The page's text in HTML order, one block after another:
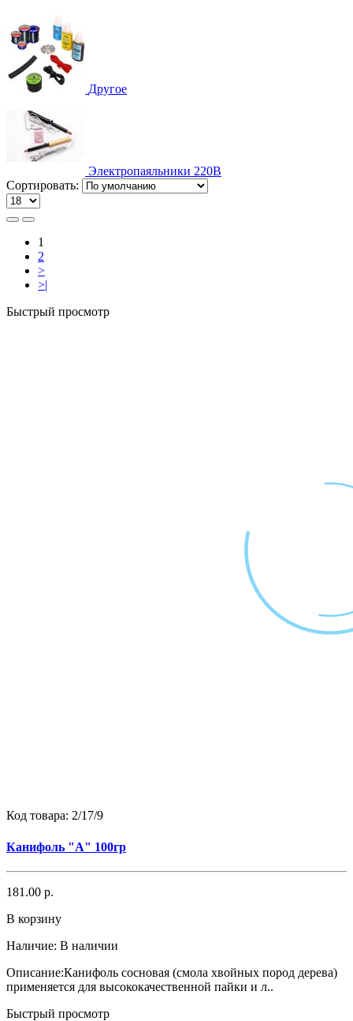
Другое
Электропаяльники 220В
Сортировать:
1
2
>
>|
Быстрый просмотр
Код товара: 2/17/9
Канифоль "А" 100гр
181.00 р.
В корзину
Наличие: В наличии
Описание:Канифоль сосновая (смола хвойных пород дерева)
применяется для высококачественной пайки и л..
Быстрый просмотр